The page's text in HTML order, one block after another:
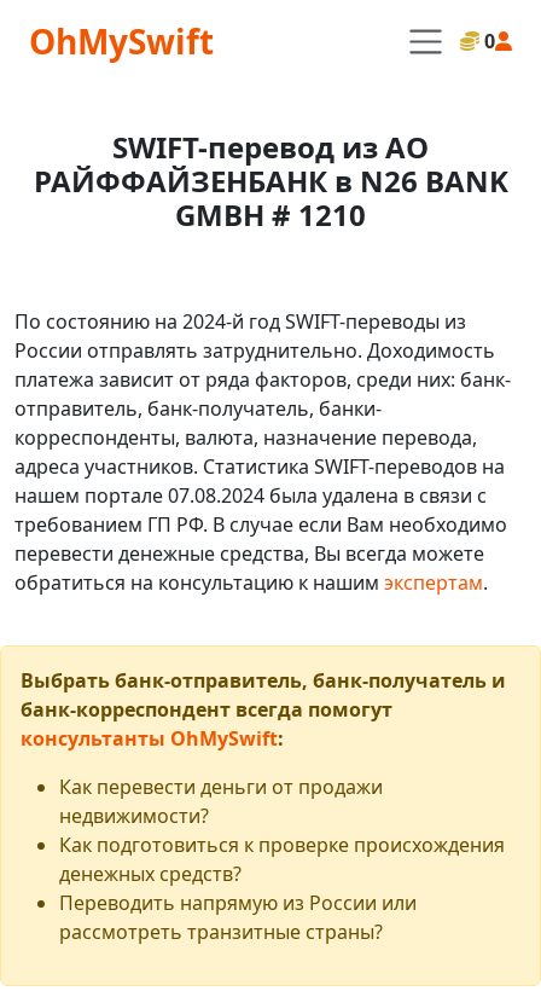
OhMySwift 0
SWIFT-перевод из АО
РАЙФФАЙЗЕНБАНК в N26 BANK
GMBH # 1210
По состоянию на 2024-й год SWIFT-переводы из
России отправлять затруднительно. Доходимость
платежа зависит от ряда факторов, среди них: банк-
отправитель, банк-получатель, банки-
корреспонденты, валюта, назначение перевода,
адреса участников. Статистика SWIFT-переводов на
нашем портале 07.08.2024 была удалена в связи с
требованием ГП РФ. В случае если Вам необходимо
перевести денежные средства, Вы всегда можете
обратиться на консультацию к нашим экспертам.
Выбрать банк-отправитель, банк-получатель и
банк-корреспондент всегда помогут
консультанты OhMySwift:
Как перевести деньги от продажи
недвижимости?
Как подготовиться к проверке происхождения
денежных средств?
Переводить напрямую из России или
рассмотреть транзитные страны?